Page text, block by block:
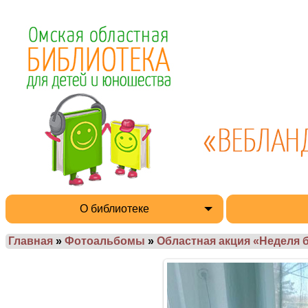
О библиотеке
Главная » Фотоальбомы » Областная акция «Неделя